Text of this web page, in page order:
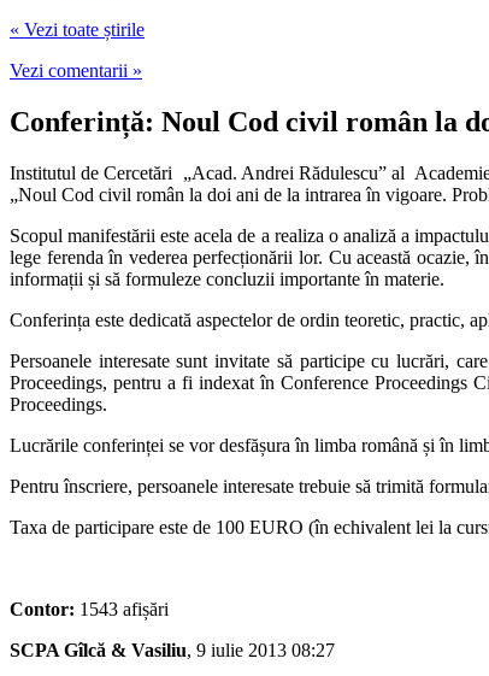
« Vezi toate știrile
Vezi comentarii »
Conferință: Noul Cod civil român la
Institutul de Cercetări „Acad. Andrei Rădulescu” al
„Noul Cod civil român la doi ani de la intrarea în vigoare.
Scopul manifestării este acela de a realiza o analiză a
lege ferenda în vederea perfecționării lor. Cu această ocazie,
informații și să formuleze concluzii importante în materie.
Conferința este dedicată aspectelor de ordin teoretic, practic,
Persoanele interesate sunt invitate să participe cu lucrări,
Proceedings, pentru a fi indexat în Conference Proceedings
Proceedings.
Lucrările conferinței se vor desfășura în limba română și în
Pentru înscriere, persoanele interesate trebuie să trimită
Taxa de participare este de 100 EURO (în echivalent lei la
Contor: 1543 afișări
SCPA Gîlcă & Vasiliu, 9 iulie 2013 08:27